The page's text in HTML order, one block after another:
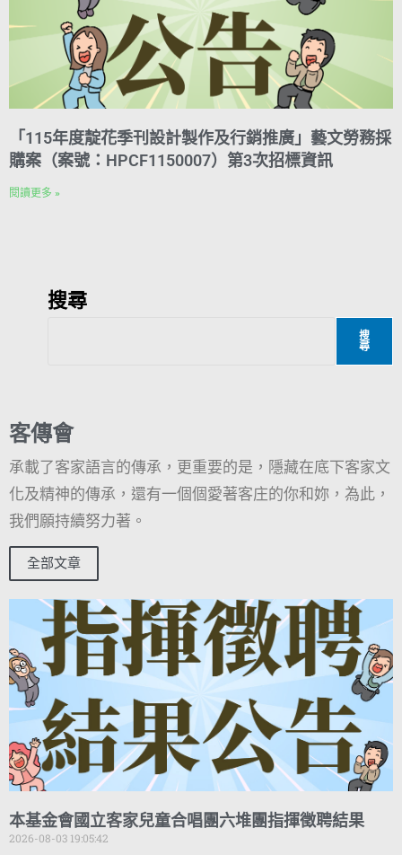
「115年度靛花季刊設計製作及行銷推廣」藝文勞務採
購案（案號：HPCF1150007）第3次招標資訊
閱讀更多 »
搜尋
搜
尋
客傳會
承載了客家語言的傳承，更重要的是，隱藏在底下客家文
化及精神的傳承，還有一個個愛著客庄的你和妳，為此，
我們願持續努力著。
全部文章
本基金會國立客家兒童合唱團六堆團指揮徵聘結果
2026-08-03 19:05:42